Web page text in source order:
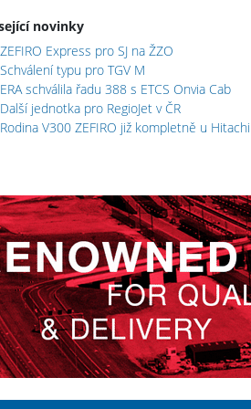
novinky
ZEFIRO Express pro SJ na ŽZO
Schválení typu pro TGV M
ERA schválila řadu 388 s ETCS Onvia Cab
Další jednotka pro RegioJet v ČR
Rodina V300 ZEFIRO již kompletně u